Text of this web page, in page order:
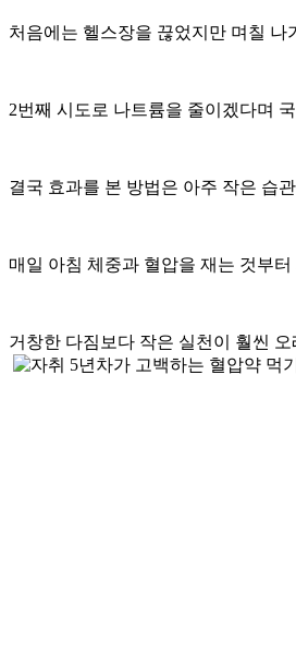
처음에는 헬스장을 끊었지만 며칠 나
2번째 시도로 나트륨을 줄이겠다며
결국 효과를 본 방법은 아주 작은 습
매일 아침 체중과 혈압을 재는 것부
거창한 다짐보다 작은 실천이 훨씬 오